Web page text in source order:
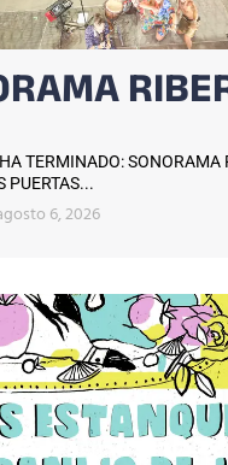
TERMINADO: SONORAMA
PUERTAS...
6, 2026